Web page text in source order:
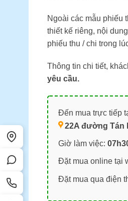
Ngoài các mẫu phiếu
thiết kế riêng, nội
phiếu thu / chi trong
Thông tin chi tiết,
yêu cầu.
Đến mua trực tiếp
22A đường Tán
Giờ làm việc:
Đặt mua online tại
Đặt mua qua điện